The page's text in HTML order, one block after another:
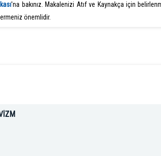
ı'na bakınız. Makalenizi Atıf ve Kaynakça için
önemlidir.